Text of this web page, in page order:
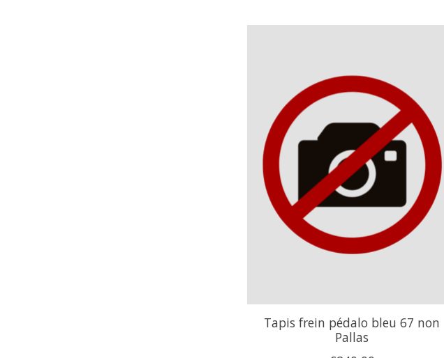
Tapis frein pédalo bleu 67 non
Pallas